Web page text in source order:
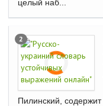
целый наб...
2
Пилинский, содержит